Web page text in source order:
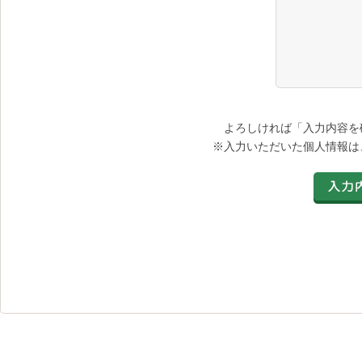
よろしければ「入力内容
※入力いただいた個人情報